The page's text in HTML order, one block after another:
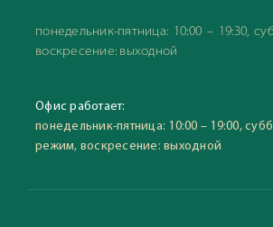
понедельник-пятница: 10:00 – 19:30,
воскресение: выходной
Офис работает:
понедельник-пятница: 10:00 – 19:00,
режим, воскресение: выходной